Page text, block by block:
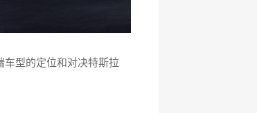
车型的定位和对决特斯拉